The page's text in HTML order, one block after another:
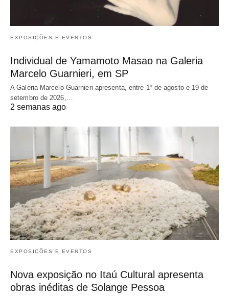
EXPOSIÇÕES E EVENTOS
Individual de Yamamoto Masao na Galeria
Marcelo Guarnieri, em SP
A Galeria Marcelo Guarnieri apresenta, entre 1º de agosto e 19 de
setembro de 2026,…
2 semanas ago
EXPOSIÇÕES E EVENTOS
Nova exposição no Itaú Cultural apresenta
obras inéditas de Solange Pessoa